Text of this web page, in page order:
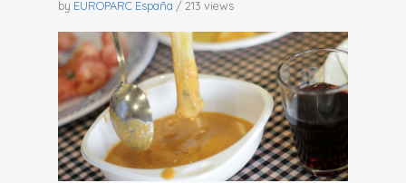
by EUROPARC España / 213 views